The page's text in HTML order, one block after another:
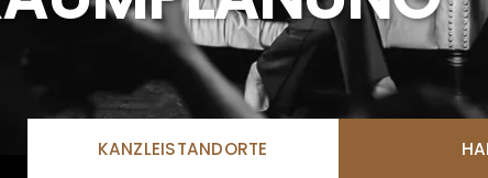
KANZLEISTANDORTE